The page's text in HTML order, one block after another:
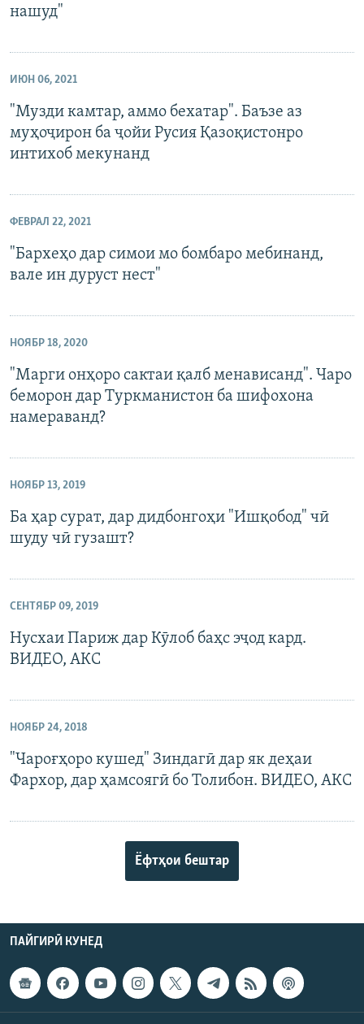
нашуд"
ИЮН 06, 2021
"Музди камтар, аммо бехатар". Баъзе аз
муҳоҷирон ба ҷойи Русия Қазоқистонро
интихоб мекунанд
ФЕВРАЛ 22, 2021
"Бархеҳо дар симои мо бомбаро мебинанд,
вале ин дуруст нест"
НОЯБР 18, 2020
"Марги онҳоро сактаи қалб менависанд". Чаро
беморон дар Туркманистон ба шифохона
намераванд?
НОЯБР 13, 2019
Ба ҳар сурат, дар дидбонгоҳи "Ишқобод" чӣ
шуду чӣ гузашт?
СЕНТЯБР 09, 2019
Нусхаи Париж дар Кӯлоб баҳс эҷод кард.
ВИДЕО, АКС
НОЯБР 24, 2018
"Чароғҳоро кушед" Зиндагӣ дар як деҳаи
Фархор, дар ҳамсоягӣ бо Толибон. ВИДЕО, АКС
Ёфтҳои бештар
ПАЙГИРӢ КУНЕД